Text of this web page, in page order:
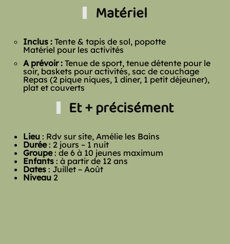
Matériel
Inclus : Tente & tapis de sol, popotte
Matériel pour les activités
A prévoir : Tenue de sport, tenue détente pour le
soir, baskets pour activités, sac de couchage
Repas (2 pique niques, 1 diner, 1 petit déjeuner),
plat et couverts
Et + précisément
Lieu : Rdv sur site, Amélie les Bains
Durée: 2 jours – 1 nuit
Groupe: de 6 à 10 jeunes maximum
Enfants : à partir de 12 ans
Dates : Juillet – Août
Niveau 2